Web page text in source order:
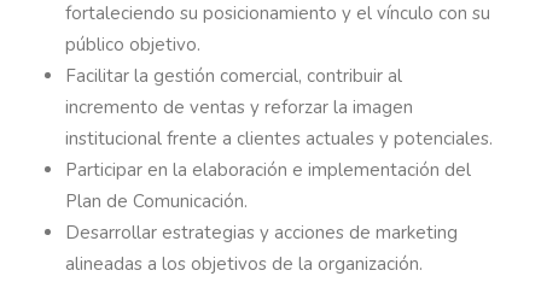
fortaleciendo su posicionamiento y el vínculo con su
público objetivo.
Facilitar la gestión comercial, contribuir al
incremento de ventas y reforzar la imagen
institucional frente a clientes actuales y potenciales.
Participar en la elaboración e implementación del
Plan de Comunicación.
Desarrollar estrategias y acciones de marketing
alineadas a los objetivos de la organización.